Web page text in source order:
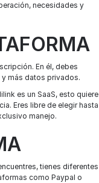
necesidades y
En él, debes
y más datos privados.
es un SaaS, esto quiere
Eres libre de elegir hasta
manejo.
tienes diferentes
como Paypal o